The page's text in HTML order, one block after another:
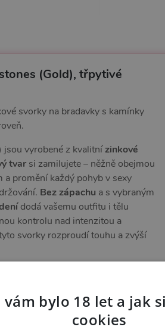
(Gold), třpytivé
svorky na bradavky s kamínky
jsou vyrobené z kvalitnízinkové
tvar si zamilujete – něžně obejmou
a promění každý pohyb v sexy
Bez zápachu a s vybraným
dodá vašemu outfitu i tělu
kontrolu nad intenzitou a
svorky rozproudí touhu a zvýší
vám bylo 18 let a jak
cookies